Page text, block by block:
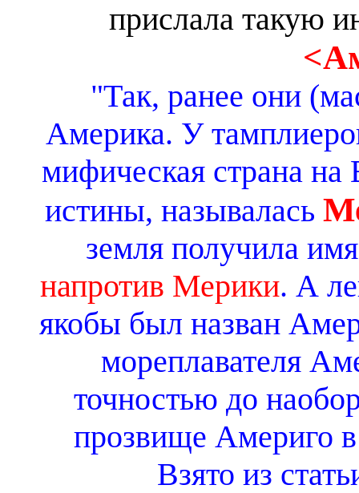
прислала такую
"Так, ранее они
Америка. У
мифическая страна на
истины, называлась
земля получила
напротив Мерики. А
якобы был назван
мореплавателя
точностью до
прозвище Америго в
Взято из